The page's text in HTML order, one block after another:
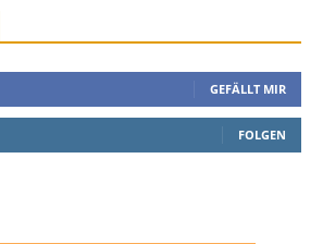
GEFÄLLT MIR
FOLGEN